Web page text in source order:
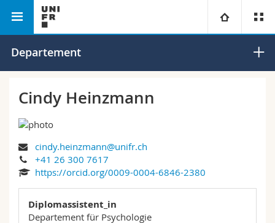
Universität
Campus
Forschung
Weiterbildung
Rechtswissenschaftliche Fak.
Philosophische Fak.
Informationen für
Studieninteressierte
Medien
Ressourcen
Ortsplan
Philosophische Fakultät Departement für Psychologie
Departement
Cindy Heinzmann
cindy.heinzmann@unifr.ch
+41 26 300 7617
https://orcid.org/0009-0004-6846-2380
Diplomassistent_in
Departement für Psychologie